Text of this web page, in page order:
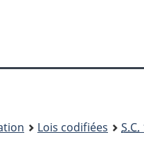
principal
À
site
version
Lois codifiées S.C.